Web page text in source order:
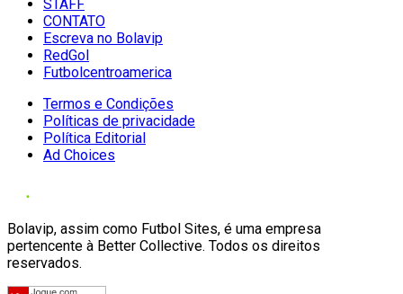
STAFF
CONTATO
Escreva no Bolavip
RedGol
Futbolcentroamerica
Termos e Condições
Políticas de privacidade
Política Editorial
Ad Choices
Bolavip, assim como Futbol Sites, é uma empresa
pertencente à Better Collective. Todos os direitos
reservados.